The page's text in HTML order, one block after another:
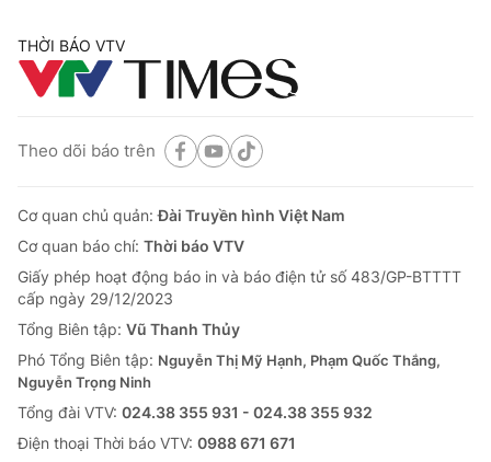
THỜI BÁO VTV
Theo dõi báo trên
Cơ quan chủ quản:Đài Truyền hình Việt Nam
Cơ quan báo chí: Thời báo VTV
Giấy phép hoạt động báo in và báo điện tử số 483/GP-BTTTT
cấp ngày 29/12/2023
Tổng Biên tập: Vũ Thanh Thủy
Phó Tổng Biên tập: Nguyễn Thị Mỹ Hạnh, Phạm Quốc Thắng,
Nguyễn Trọng Ninh
Tổng đài VTV: 024.38 355 931 - 024.38 355 932
Ðiện thoại Thời báo VTV: 0988 671 671